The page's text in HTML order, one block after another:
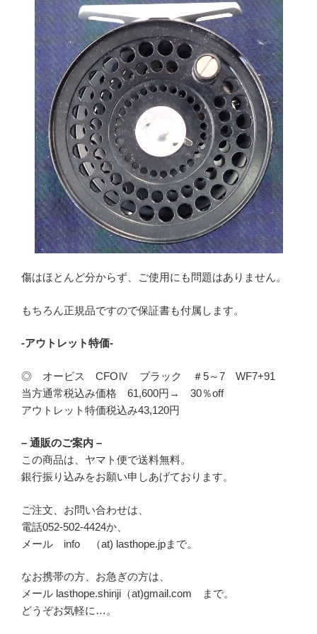
傷はほとんど分からず、ご使用にも問題はありません。
もちろん正規品ですので保証書も付属します。
-アウトレット特価-
◎ オービス CFOⅣ ブラック ＃5～7 WF7+91
当方通常税込み価格 61,600円→ 30％off
アウトレット特価税込み43,120円
– 通販のご案内 –
この商品は、ヤマト便で送料無料。
銀行振り込みをお願い申しあげております。
ご注文、お問い合わせは、
電話052-502-4424か、
メール info （at) lasthope.jpまで。
なお携帯の方、お急ぎの方は、
メール lasthope.shinji（at)gmail.com まで。
どうぞお気軽に…。